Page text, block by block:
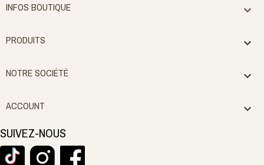
INFOS BOUTIQUE 
PRODUITS 
NOTRE SOCIÉTÉ 
ACCOUNT 
SUIVEZ-NOUS